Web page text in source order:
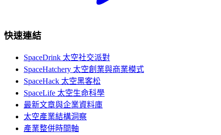
快速連結
SpaceDrink 太空社交派對
SpaceHatchery 太空創業與商業模式
SpaceHack 太空黑客松
SpaceLife 太空生命科學
最新文章與企業資料庫
太空產業結構洞察
產業整併時間軸